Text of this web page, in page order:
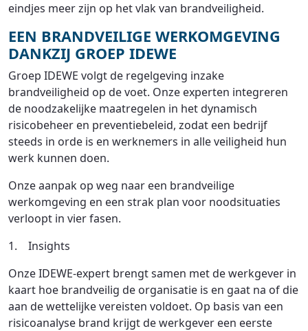
eindjes meer zijn op het vlak van brandveiligheid.
EEN BRANDVEILIGE WERKOMGEVING
DANKZIJ GROEP IDEWE
Groep IDEWE volgt de regelgeving inzake
brandveiligheid op de voet. Onze experten integreren
de noodzakelijke maatregelen in het dynamisch
risicobeheer en preventiebeleid, zodat een bedrijf
steeds in orde is en werknemers in alle veiligheid hun
werk kunnen doen.
Onze aanpak op weg naar een brandveilige
werkomgeving en een strak plan voor noodsituaties
verloopt in vier fasen.
1. Insights
Onze IDEWE-expert brengt samen met de werkgever in
kaart hoe brandveilig de organisatie is en gaat na of die
aan de wettelijke vereisten voldoet. Op basis van een
risicoanalyse brand krijgt de werkgever een eerste